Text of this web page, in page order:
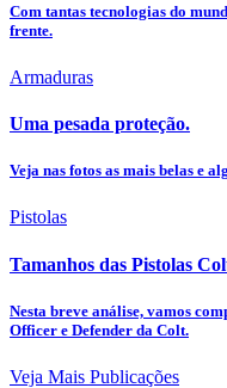
Com tantas tecnologias do
frente.
Armaduras
Uma pesada proteção.
Veja nas fotos as mais belas e
Pistolas
Tamanhos das Pistolas
Nesta breve análise, vamos
Officer e Defender da Colt.
Veja Mais Publicações